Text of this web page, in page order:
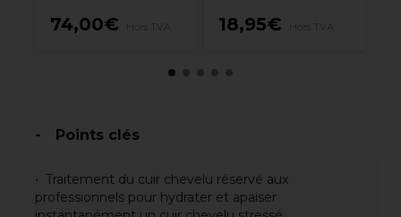
74,00€ 18,95€
Points clés
Traitement du cuir chevelu réservé aux
professionnels pour hydrater et apaiser